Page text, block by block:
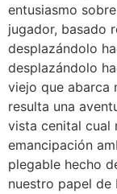
entusiasmo
jugador, basado
desplazándolo
desplazándolo
viejo que abarca
resulta una
vista cenital cual
emancipación
plegable hecho
nuestro papel de